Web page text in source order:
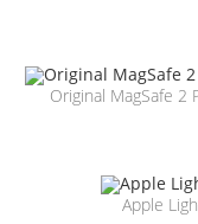
Original MagSafe 2
Apple